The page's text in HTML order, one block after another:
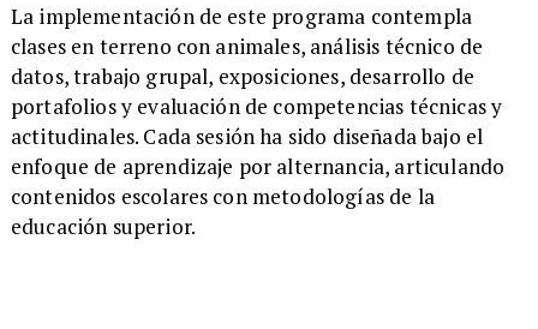
​La implementación de este programa contempla
clases en terreno con animales, análisis técnico de
datos, trabajo grupal, exposiciones, desarrollo de
portafolios y evaluación de competencias técnicas y
actitudinales. Cada sesión ha sido diseñada bajo el
enfoque de aprendizaje por alternancia, articulando
contenidos escolares con metodologías de la
educación superior.